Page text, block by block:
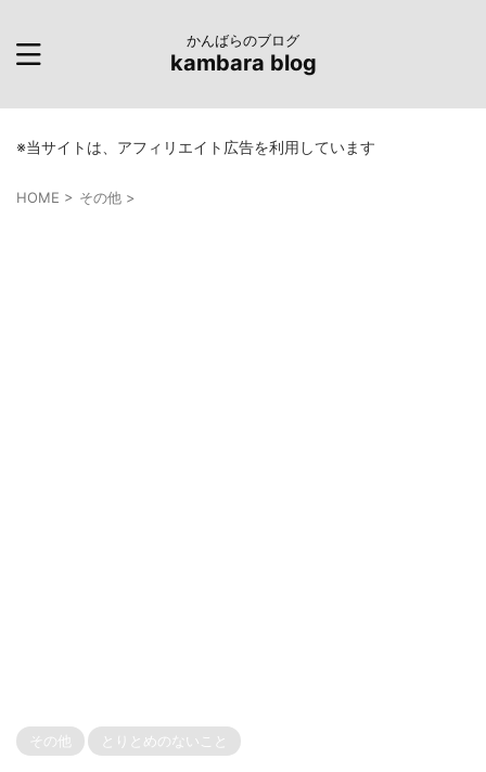
かんばらのブログ
kambara blog
※当サイトは、アフィリエイト広告を利用しています
HOME > その他 >
その他 とりとめのないこと